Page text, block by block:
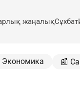
жаңалықСұхбат
Экономика 📰